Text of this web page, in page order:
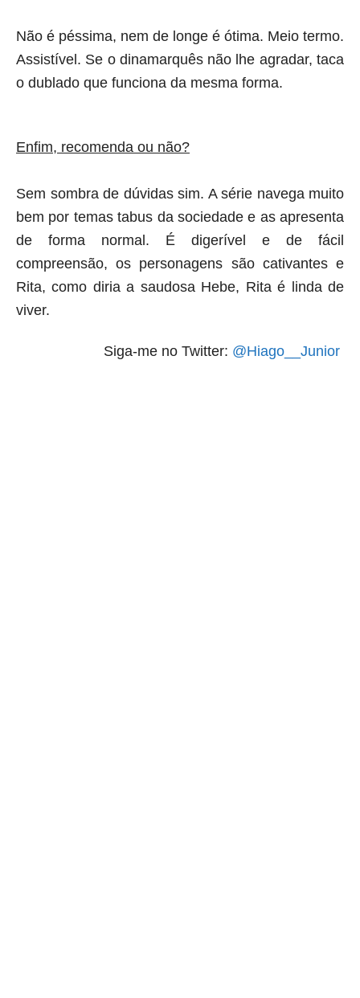
Não é péssima, nem de longe é ótima. Meio termo.
Assistível. Se o dinamarquês não lhe agradar, taca
o dublado que funciona da mesma forma.
Enfim, recomenda ou não?
Sem sombra de dúvidas sim. A série navega muito
bem por temas tabus da sociedade e as apresenta
de forma normal. É digerível e de fácil
compreensão, os personagens são cativantes e
Rita, como diria a saudosa Hebe, Rita é linda de
viver.
Siga-me no Twitter: @Hiago__Junior